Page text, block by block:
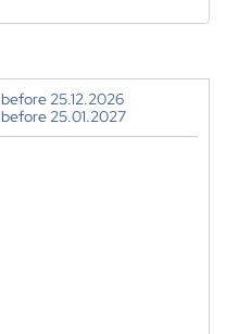
before 25.12.2026
before 25.01.2027